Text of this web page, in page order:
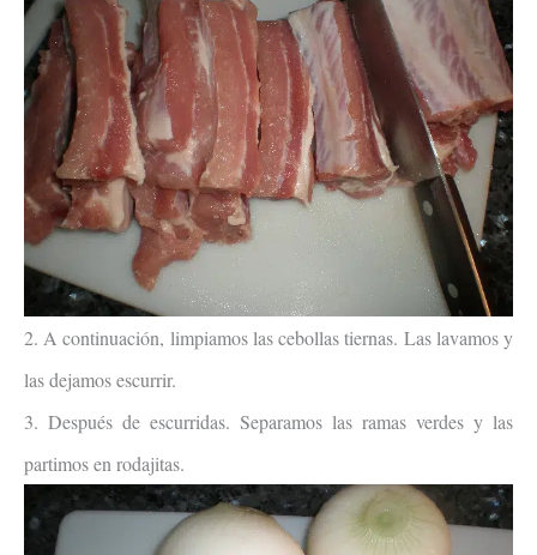
2. A continuación, limpiamos las cebollas tiernas. Las lavamos y
las dejamos escurrir.
3. Después de escurridas. Separamos las ramas verdes y las
partimos en rodajitas.